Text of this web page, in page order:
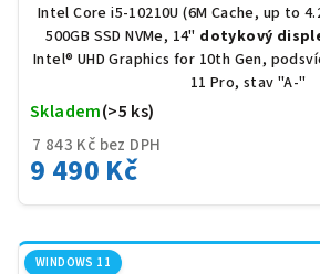
Intel Core i5-10210U (6M Cache, up to
500GB SSD NVMe, 14" dotykový
Intel® UHD Graphics for 10th Gen,
11 Pro, stav "A-"
7 843 Kč bez DPH
9 490 Kč
Skladem(>5 ks)
WINDOWS 11